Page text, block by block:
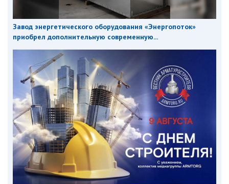
Завод энергетического оборудования «Энергопоток»
приобрел дополнительную современную...